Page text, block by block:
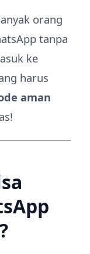
orang
tanpa
ke
harus
aman